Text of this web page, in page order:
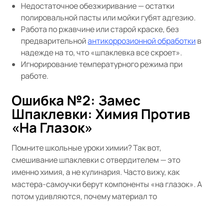
Недостаточное обезжиривание — остатки
полировальной пасты или мойки губят адгезию.
Работа по ржавчине или старой краске, без
предварительнойантикоррозионной обработки в
надежде на то, что «шпаклевка все скроет».
Игнорирование температурного режима при
работе.
Ошибка №2: Замес
Шпаклевки: Химия Против
«на Глазок»
Помните школьные уроки химии? Так вот,
смешивание шпаклевки с отвердителем — это
именно химия, а не кулинария. Часто вижу, как
мастера-самоучки берут компоненты «на глазок». А
потом удивляются, почему материал то